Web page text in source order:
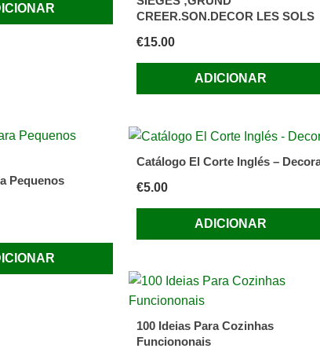
CREER.SON.DECOR LES SOLS
€15.00
ADICIONAR
Pequenos
Catálogo El Corte Inglés –
€5.00
ADICIONAR
100 Ideias Para Cozinhas
Funciononais